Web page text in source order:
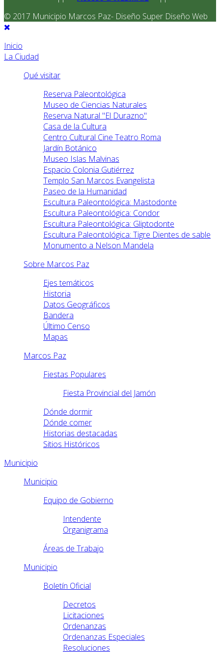
© 2017 Municipio Marcos Paz- Diseño Super Diseño Web
Inicio
La Ciudad
Qué visitar
Reserva Paleontológica
Museo de Ciencias Naturales
Reserva Natural "El Durazno"
Casa de la Cultura
Centro Cultural Cine Teatro Roma
Jardín Botánico
Museo Islas Malvinas
Espacio Colonia Gutiérrez
Templo San Marcos Evangelista
Paseo de la Humanidad
Escultura Paleontológica: Mastodonte
Escultura Paleontológica: Condor
Escultura Paleontológica: Gliptodonte
Escultura Paleontológica: Tigre Dientes de sable
Monumento a Nelson Mandela
Sobre Marcos Paz
Ejes temáticos
Historia
Datos Geográficos
Bandera
Último Censo
Mapas
Marcos Paz
Fiestas Populares
Fiesta Provincial del Jamón
Dónde dormir
Dónde comer
Historias destacadas
Sitios Históricos
Municipio
Municipio
Equipo de Gobierno
Intendente
Organigrama
Áreas de Trabajo
Municipio
Boletín Oficial
Decretos
Licitaciones
Ordenanzas
Ordenanzas Especiales
Resoluciones